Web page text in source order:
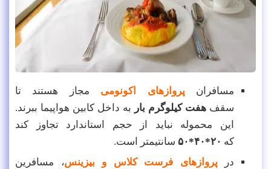
مسافران پروازهای اکونومی مجاز هستند تا
سقف هفت کیلوگرم بار به داخل کابین هواپیما ببرند.
این محموله نباید از حجم استاندارد تجاوز کند
که ۲۰*۴۰*۵۰
سانتیمتر است.
در پروازهای فرست کلاس و بیزینس، مسافرین